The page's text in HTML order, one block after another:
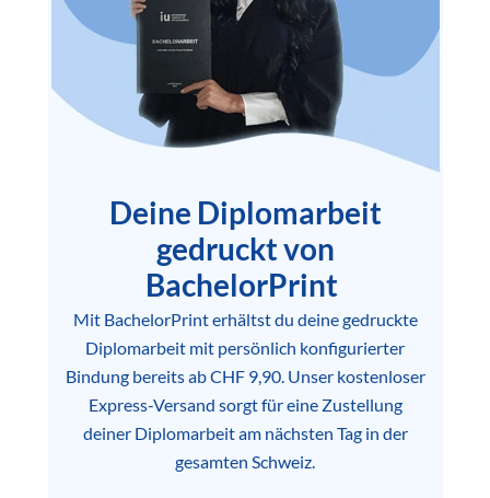
Deine Diplomarbeit
gedruckt von
BachelorPrint
Mit BachelorPrint erhältst du deine gedruckte
Diplomarbeit mit persönlich konfigurierter
Bindung bereits ab CHF 9,90. Unser kostenloser
Express-Versand sorgt für eine Zustellung
deiner Diplomarbeit am nächsten Tag in der
gesamten Schweiz.